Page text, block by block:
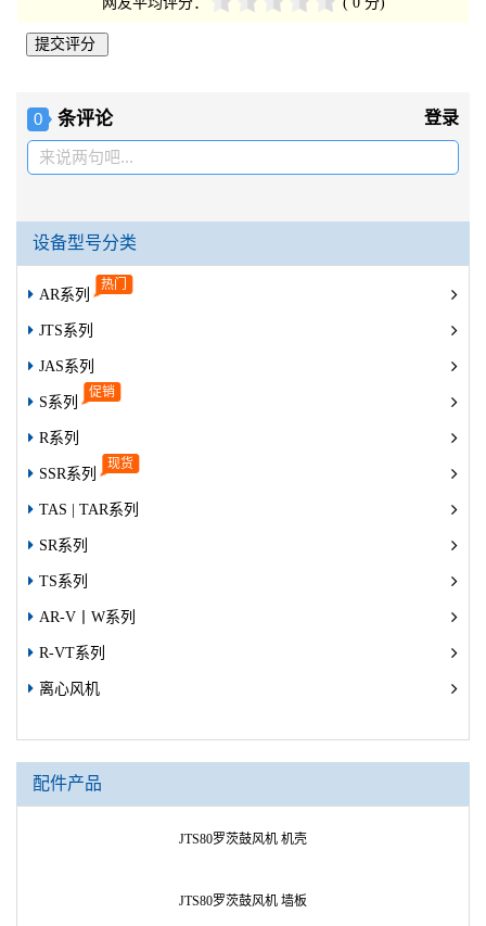
0 条评论 登录
来说两句吧...
设备型号分类
AR系列
JTS系列
JAS系列
S系列
R系列
SSR系列
TAS | TAR系列
SR系列
TS系列
AR-V丨W系列
R-VT系列
离心风机
配件产品
JTS80罗茨鼓风机 机壳
JTS80罗茨鼓风机 墙板